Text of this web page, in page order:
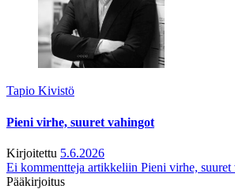
Tapio Kivistö
Pieni virhe, suuret vahingot
Kirjoitettu 5.6.2026
Ei kommentteja artikkeliin Pieni virhe, suuret
Pääkirjoitus